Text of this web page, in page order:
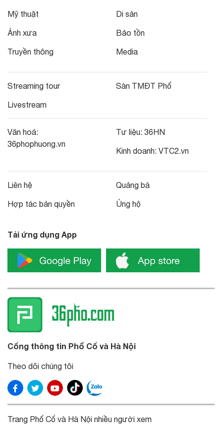
Mỹ thuật
Ảnh xưa
Truyền thông
Di sản
Bảo tồn
Media
Streaming tour
Livestream
Sàn TMĐT Phố
Văn hoá:
36phophuong.vn
Tư liệu: 36HN
Kinh doanh: VTC2.vn
Liên hệ
Hợp tác bản quyền
Quảng bá
Ủng hộ
Tải ứng dụng App
Cổng thông tin Phố Cổ và Hà Nội
Theo dõi chúng tôi
Trang Phố Cổ và Hà Nội nhiều người xem